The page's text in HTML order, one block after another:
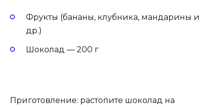
Фрукты (бананы, клубника, мандарины и
др.)
Шоколад — 200 г
Приготовление: растопите шоколад на